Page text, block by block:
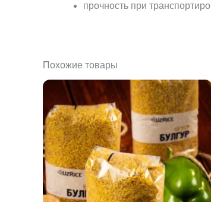
прочность при
Похожие товары